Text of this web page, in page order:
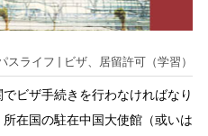
スライフ ビザ、居留許可（学習）
ビザ手続きを行わなければなり
在国の駐在中国大使館（或いは